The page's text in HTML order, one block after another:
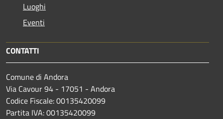
Luoghi
Eventi
CONTATTI
Comune di Andora
Via Cavour 94 - 17051 - Andora
Codice Fiscale: 00135420099
Partita IVA: 00135420099